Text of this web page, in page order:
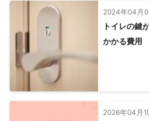
2024年04月
トイレの鍵
かかる費用
2026年04月